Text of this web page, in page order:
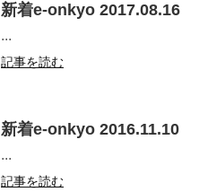
新着e-onkyo 2017.08.16
...
記事を読む
新着e-onkyo 2016.11.10
...
記事を読む